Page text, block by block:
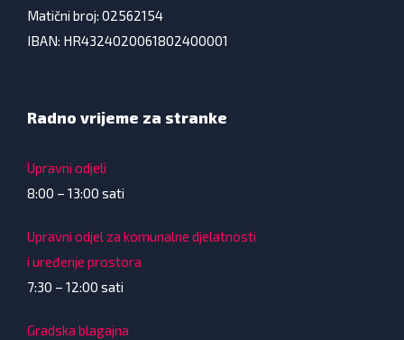
Matični broj: 02562154
IBAN: HR4324020061802400001
Radno vrijeme za stranke
Upravni odjeli
8:00 – 13:00 sati
Upravni odjel za komunalne djelatnosti
i uređenje prostora
7:30 – 12:00 sati
Gradska blagajna